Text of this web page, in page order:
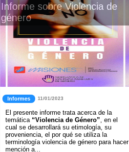
Informe sobre Violencia de
género
Informes 11/01/2023
El presente informe trata acerca de la
temática “Violencia de Género” , en el
cual se desarrollará su etimología, su
proveniencia, el por qué se utiliza la
terminología violencia de género para hacer
mención a...